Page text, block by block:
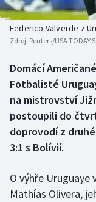
Biatlon
Boby a skeleton
Box
Curling
Dostihy
Florbal
Futsal
Aplikace ČT sport
AZ kvíz
Federico Valverde z
Zdroj: Reuters/USA TODAY
Domácí
Fotbalisté
na mistrovství
postoupili do
doprovodí z
3:1 s Bolívií.
O výhře Uruguaye
Mathías Olivera,